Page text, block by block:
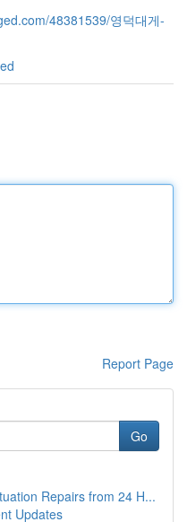
48381539/영덕대게-
Report Page
Go
Repairs from 24 H...
Updates